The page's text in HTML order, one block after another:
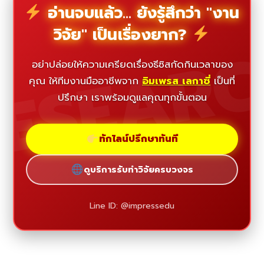
อ่านจบแล้ว... ยังรู้สึกว่า "งาน
วิจัย" เป็นเรื่องยาก?
อย่าปล่อยให้ความเครียดเรื่องธีซิสกัดกินเวลาของ
คุณ ให้ทีมงานมืออาชีพจาก อิมเพรส เลกาซี่ เป็นที่
ปรึกษา เราพร้อมดูแลคุณทุกขั้นตอน
ทักไลน์ปรึกษาทันที
ดูบริการรับทำวิจัยครบวงจร
Line ID: @impressedu